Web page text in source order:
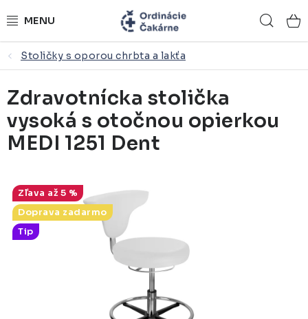
na
ORDINÁCIE NA MIERU
ZDRAVOTNÍCKY NÁBYTOK
LEKÁRSKE VYBAVENIE
KONTAKTY
NÁSTROJOVÉ STOLÍKY
ZDRAVOTNÍCKE LEHÁTKA
Stoličky s oporou chrbta a lakťa
Zdravotnícka stolička
vysoká s otočnou opierkou
MEDI 1251 Dent
až 5 %
Doprava zadarmo
Tip